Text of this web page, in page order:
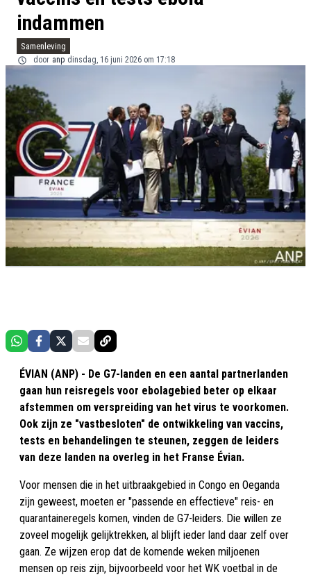
indammen
Samenleving
door anp dinsdag, 16 juni 2026 om 17:18
ÉVIAN (ANP) - De G7-landen en een aantal partnerlanden
gaan hun reisregels voor ebolagebied beter op elkaar
afstemmen om verspreiding van het virus te voorkomen.
Ook zijn ze "vastbesloten" de ontwikkeling van vaccins,
tests en behandelingen te steunen, zeggen de leiders
van deze landen na overleg in het Franse Évian.
Voor mensen die in het uitbraakgebied in Congo en Oeganda
zijn geweest, moeten er "passende en effectieve" reis- en
quarantaineregels komen, vinden de G7-leiders. Die willen ze
zoveel mogelijk gelijktrekken, al blijft ieder land daar zelf over
gaan. Ze wijzen erop dat de komende weken miljoenen
mensen op reis zijn, bijvoorbeeld voor het WK voetbal in de